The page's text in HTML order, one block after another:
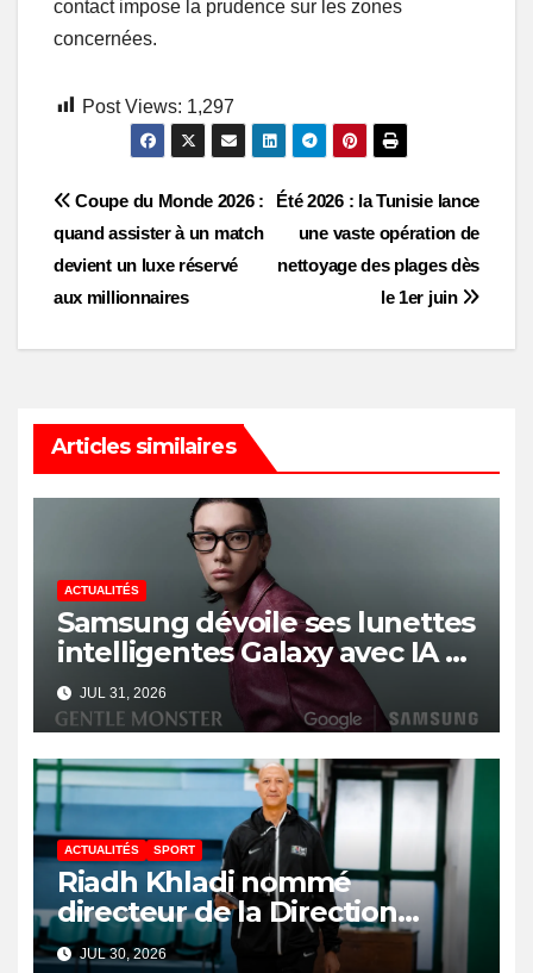
contact impose la prudence sur les zones
concernées.
Post Views: 1,297
Post
navigation
Été 2026 : la Tunisie lance
une vaste opération de
nettoyage des plages dès
le 1er juin
Coupe du Monde 2026 :
quand assister à un match
devient un luxe réservé
aux millionnaires
Articles similaires
ACTUALITÉS
Samsung dévoile ses lunettes
intelligentes Galaxy avec IA et
Gemini
JUL 31, 2026
ACTUALITÉS SPORT
Riadh Khladi nommé
directeur de la Direction
Nationale de l’Arbitrage
JUL 30, 2026